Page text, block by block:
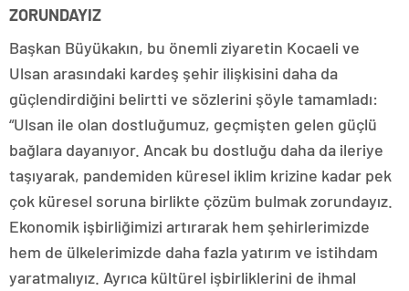
ZORUNDAYIZ
Başkan Büyükakın, bu önemli ziyaretin Kocaeli ve
Ulsan arasındaki kardeş şehir ilişkisini daha da
güçlendirdiğini belirtti ve sözlerini şöyle tamamladı:
“Ulsan ile olan dostluğumuz, geçmişten gelen güçlü
bağlara dayanıyor. Ancak bu dostluğu daha da ileriye
taşıyarak, pandemiden küresel iklim krizine kadar pek
çok küresel soruna birlikte çözüm bulmak zorundayız.
Ekonomik işbirliğimizi artırarak hem şehirlerimizde
hem de ülkelerimizde daha fazla yatırım ve istihdam
yaratmalıyız. Ayrıca kültürel işbirliklerini de ihmal